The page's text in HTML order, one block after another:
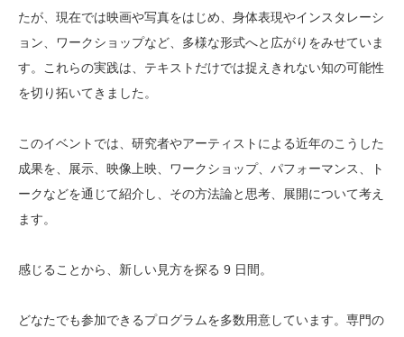
たが、現在では映画や写真をはじめ、身体表現やインスタレーシ
ョン、ワークショップなど、多様な形式へと広がりをみせていま
す。これらの実践は、テキストだけでは捉えきれない知の可能性
を切り拓いてきました。
このイベントでは、研究者やアーティストによる近年のこうした
成果を、展示、映像上映、ワークショップ、パフォーマンス、ト
ークなどを通じて紹介し、その方法論と思考、展開について考え
ます。
感じることから、新しい見方を探る 9 日間。
どなたでも参加できるプログラムを多数用意しています。専門の